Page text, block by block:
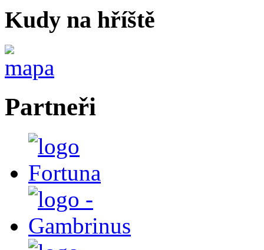
Kudy na hříště
Partneři